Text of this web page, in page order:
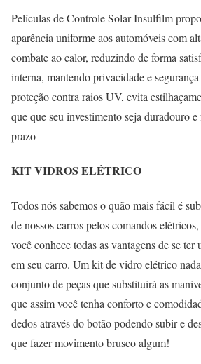
Películas de Controle Solar Insulfilm
aparência uniforme aos automóveis com
combate ao calor, reduzindo de forma
interna, mantendo privacidade e
proteção contra raios UV, evita
que que seu investimento seja duradouro
prazo
KIT VIDROS ELÉTRICO
Todos nós sabemos o quão mais fácil é
de nossos carros pelos comandos
você conhece todas as vantagens de se
em seu carro. Um kit de vidro elétrico
conjunto de peças que substituirá as
que assim você tenha conforto e
dedos através do botão podendo subir e
que fazer movimento brusco algum!